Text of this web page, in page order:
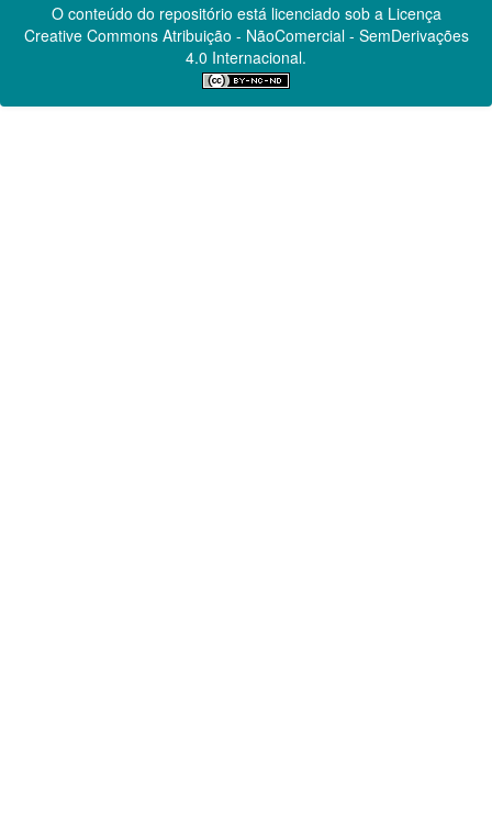
O conteúdo do repositório está licenciado sob a Licença
Creative CommonsAtribuição - NãoComercial - SemDerivações
4.0 Internacional.